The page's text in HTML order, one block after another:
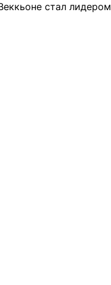
стал лидером